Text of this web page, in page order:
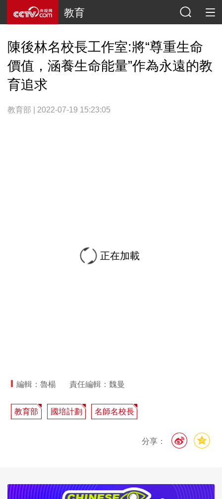
教育
陳後林名校長工作室:將“尊重生命
價值，涵養生命能量”作為永遠的教
育追求
教育部 | 2022-07-19 15:23:05
正在加載
編輯：魯楊 責任編輯：魏曼
教育部 國培計劃 名師名校長
分享：